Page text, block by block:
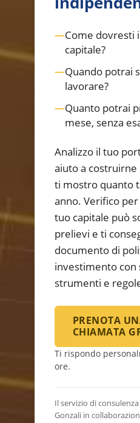
—Come dovresti
capitale?
—Quando potrai
lavorare?
—Quanto potrai
mese, senza
Analizzo il tuo
aiuto a costruirne
ti mostro quanto
anno. Verifico
tuo capitale può
prelievi e ti
documento di
investimento con
strumenti e
PRENOTA
CHIAMATA
Ti rispondo
ore.
Il servizio di
Gonzali in